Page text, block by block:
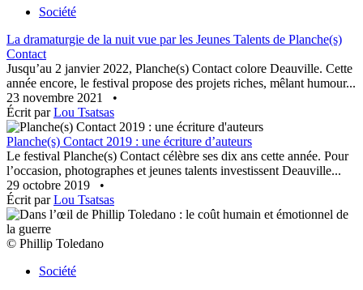
Société
La dramaturgie de la nuit vue par les Jeunes Talents de Planche(s)
Contact
Jusqu’au 2 janvier 2022, Planche(s) Contact colore Deauville. Cette
année encore, le festival propose des projets riches, mêlant humour...
23 novembre 2021
•
Écrit parLou Tsatsas
Planche(s) Contact 2019 : une écriture d’auteurs
Le festival Planche(s) Contact célèbre ses dix ans cette année. Pour
l’occasion, photographes et jeunes talents investissent Deauville...
29 octobre 2019
•
Écrit parLou Tsatsas
© Phillip Toledano
Société